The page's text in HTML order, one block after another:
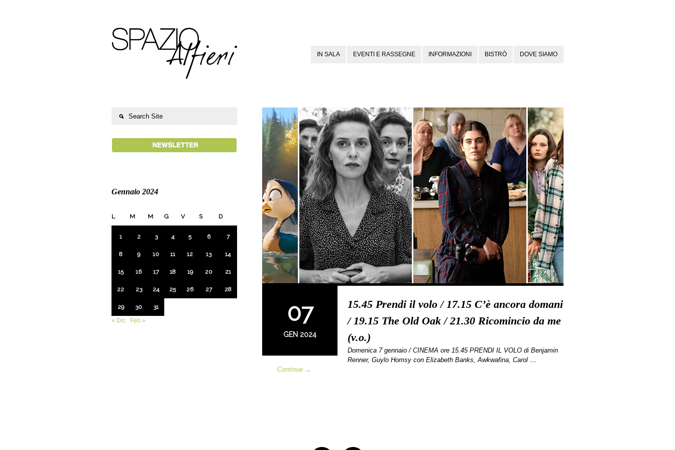
IN SALA EVENTI E RASSEGNE INFORMAZIONI BISTRÒ DOVE SIAMO
07
GEN 2024
15.45 Prendi il volo / 17.15 C’è ancora domani
/ 19.15 The Old Oak / 21.30 Ricomincio da me
(v.o.)
Domenica 7 gennaio / CINEMA ore 15.45 PRENDI IL VOLO di Benjamin
Renner, Guylo Homsy con Elizabeth Banks, Awkwafina, Carol …
Continue →
Gennaio 2024
L M M G V S D
1 2 3 4 5 6 7
8 9 10 11 12 13 14
15 16 17 18 19 20 21
22 23 24 25 26 27 28
29 30
31
« Dic
Feb »